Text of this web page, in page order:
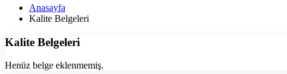
Anasayfa
Kalite Belgeleri
Kalite Belgeleri
Henüz belge eklenmemiş.